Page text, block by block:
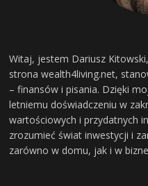
Witaj, jestem Dariusz
strona wealth4living.net,
– finansów i pisania. Dzięki
letniemu doświadczeniu w
wartościowych i przydatnych
zrozumieć świat inwestycji i
zarówno w domu, jak i w